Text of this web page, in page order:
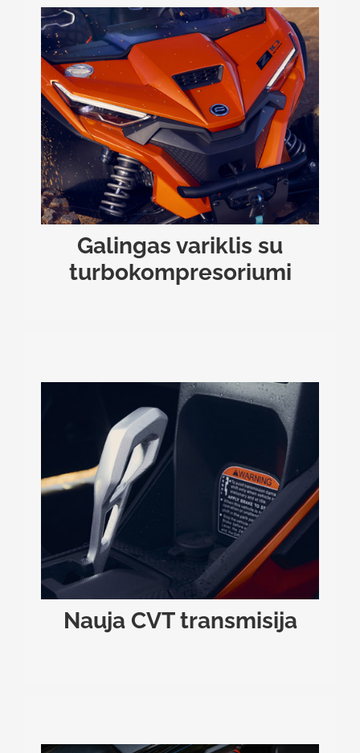
Galingas variklis su
turbokompresoriumi
GALINGAS VARIKLIS SU TURBOKOMPRESORIUMI
Patirkite neprilygstamą jėgą – 998 cm³ darbinio
tūrio, trijų cilindrų DOHC variklis su
turbokompresoriumi išvysto net
143 AG
ir
136 Nm
sukimo momentą. Ši jėgainė, turinti elektroninį
droselį ir „Bosch“ EFI sistemą, užtikrina žaibišką
reakciją į akceleratorių ir užtikrintą trauką bet
kokiomis sąlygomis.
Nauja CVT transmisija
NAUJA CVT TRANSMISIJA
Naujoji bepakopė transmisija suprojektuota
atlaikyti didžiulį sukimo momentą ir užtikrinti
maksimalų našumą. Ji pasižymi išplėstu greičio
diapazonu, todėl galia į ratus perduodama itin
sklandžiai ir efektyviai, nepriklausomai nuo to, ar
lėtai ropojate uolomis, ar skriejate atviromis
trasomis.